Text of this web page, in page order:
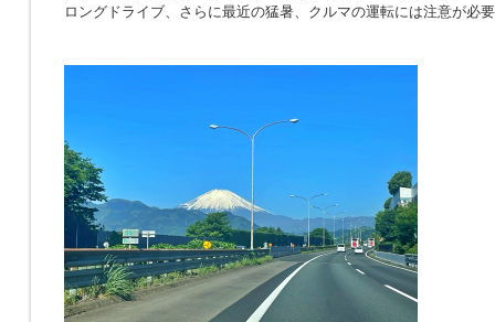
ロングドライブ、さらに最近の猛暑、クルマの運転には注意が必